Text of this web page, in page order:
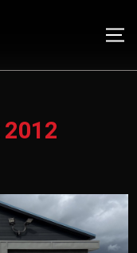
2012